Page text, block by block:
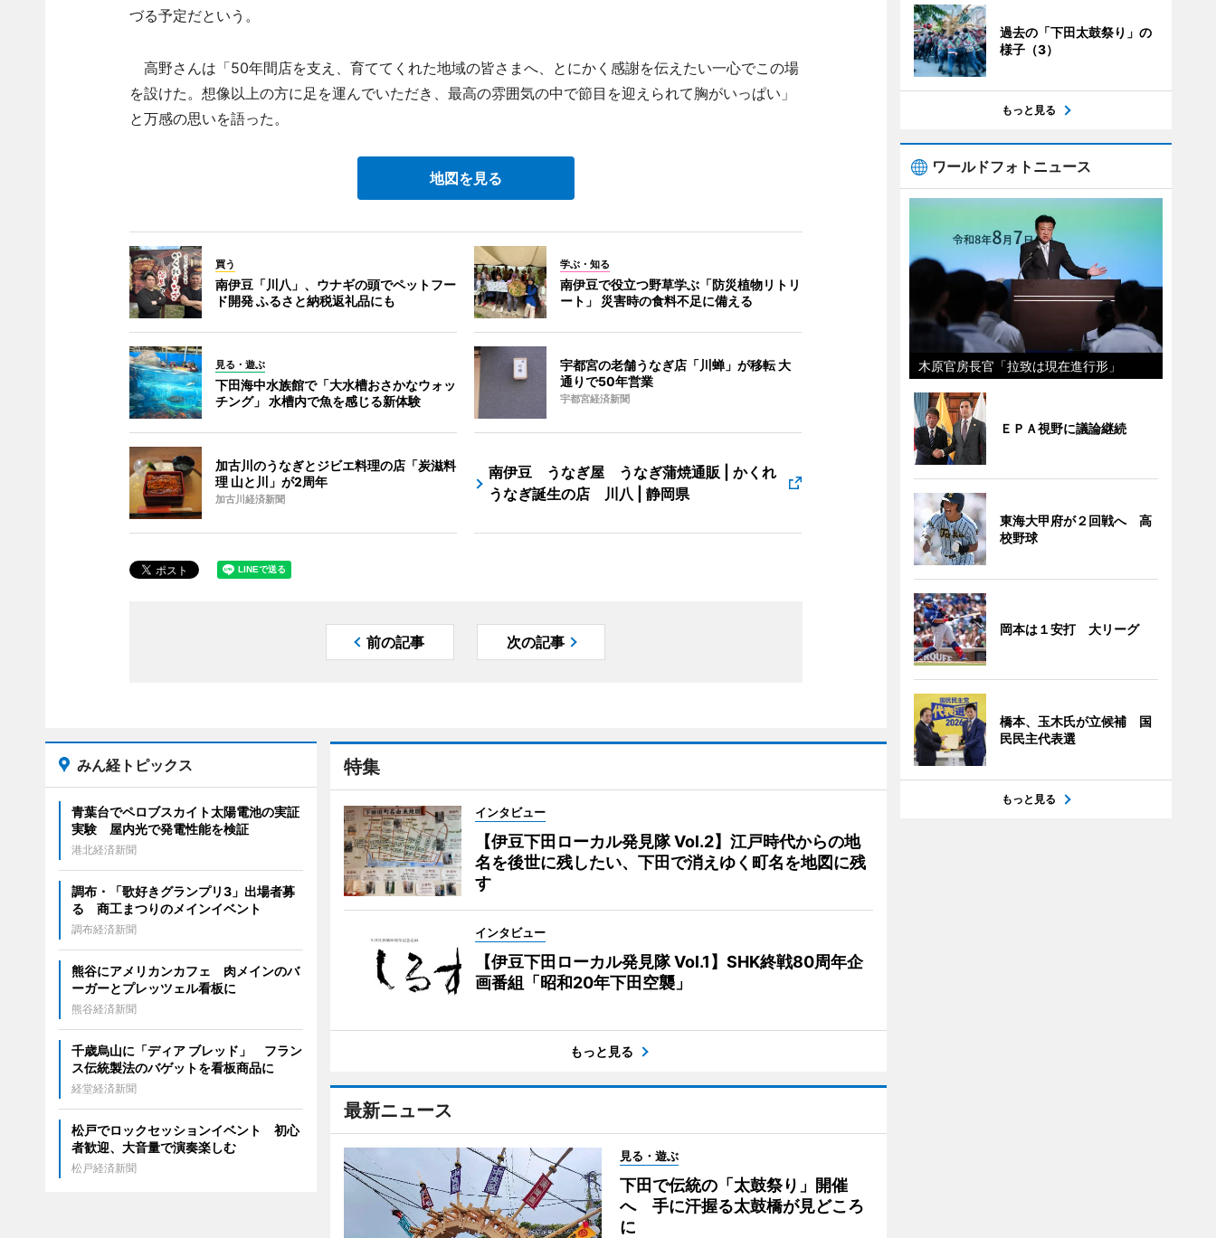
づる予定だという。
高野さんは「50年間店を支え、育ててくれた地域の皆さまへ、とにかく感謝を伝えたい一心でこの場
を設けた。想像以上の方に足を運んでいただき、最高の雰囲気の中で節目を迎えられて胸がいっぱい」
と万感の思いを語った。
地図を見る
買う
南伊豆「川八」、ウナギの頭でペットフー
ド開発 ふるさと納税返礼品にも
学ぶ・知る
南伊豆で役立つ野草学ぶ「防災植物リトリ
ート」 災害時の食料不足に備える
見る・遊ぶ
下田海中水族館で「大水槽おさかなウォッ
チング」 水槽内で魚を感じる新体験
宇都宮の老舗うなぎ店「川蝉」が移転 大
通りで50年営業
宇都宮経済新聞
加古川のうなぎとジビエ料理の店「炭滋料
理 山と川」が2周年
加古川経済新聞
南伊豆 うなぎ屋 うなぎ蒲焼通販 | かくれ
うなぎ誕生の店 川八 | 静岡県
前の記事 次の記事
特集
インタビュー
【伊豆下田ローカル発見隊 Vol.2】江戸時代からの地
名を後世に残したい、下田で消えゆく町名を地図に残
す
インタビュー
【伊豆下田ローカル発見隊 Vol.1】SHK終戦80周年企
画番組「昭和20年下田空襲」
もっと見る
最新ニュース
見る・遊ぶ
下田で伝統の「太鼓祭り」開催
へ 手に汗握る太鼓橋が見どころ
に
みん経トピックス
青葉台でペロブスカイト太陽電池の実証
実験 屋内光で発電性能を検証
港北経済新聞
調布・「歌好きグランプリ3」出場者募
る 商工まつりのメインイベント
調布経済新聞
熊谷にアメリカンカフェ 肉メインのバ
ーガーとプレッツェル看板に
熊谷経済新聞
千歳烏山に「ディア ブレッド」 フラン
ス伝統製法のバゲットを看板商品に
経堂経済新聞
松戸でロックセッションイベント 初心
者歓迎、大音量で演奏楽しむ
松戸経済新聞
過去の「下田太鼓祭り」の
様子（3）
もっと見る
ワールドフォトニュース
木原官房長官「拉致は現在進行形」
ＥＰＡ視野に議論継続
東海大甲府が２回戦へ 高
校野球
岡本は１安打 大リーグ
橋本、玉木氏が立候補 国
民民主代表選
もっと見る